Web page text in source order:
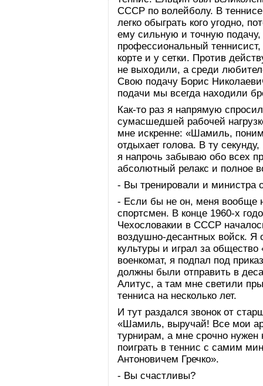
СССР по волейболу. В
легко обыграть кого угодно,
ему сильную и точную
профессиональный
корте и у сетки. Против
не выходили, а среди
Свою подачу Борис
подачи мы всегда находили
Как-то раз я напрямую
сумасшедшей рабочей
мне искренне: «Шамиль,
отдыхает голова. В ту
я напрочь забываю обо всех
абсолютный релакс и полное
- Вы тренировали и
- Если бы не он, меня вообще
спортсмен. В конце 1960-х
Чехословакии в СССР
воздушно-десантных войск. Я
культуры и играл за
военкомат, я подпал под
должны были отправить в
Алитус, а там мне светили
тенниса на несколько лет.
И тут раздался звонок от
«Шамиль, выручай! Все мои
турнирам, а мне срочно
поиграть в теннис с самим
Антоновичем Гречко».
- Вы счастливы?